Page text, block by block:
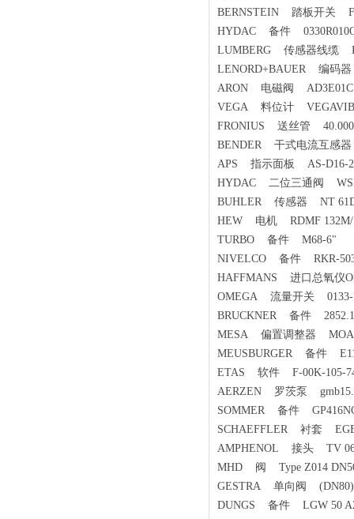
BERNSTEIN 踏板开关
HYDAC 备件
LUMBERG 传感器线缆
LENORD+BAUER 编码
ARON 电磁阀 AD3E01C
VEGA 料位计
FRONIUS 送丝管
BENDER 干式电流互感器
APS 指示面板 AS-D16-
HYDAC 二位三通阀
BUHLER 传感器 NT 61D-
HEW 电机 RDMF 132M/
TURBO 备件 M68-6"
NIVELCO 备件 RKR-
HAFFMANS 进口总氧仪
OMEGA 流量开关 0133-
BRUCKNER 备件
MESA 偏置调整器
MEUSBURGER 备件
ETAS 软件 F-00K-105-
AERZEN 罗茨泵
SOMMER 备件
SCHAEFFLER 衬套
AMPHENOL 接头 TV 06
MHD 阀 Type Z014
GESTRA 单向阀
DUNGS 备件 LGW 50